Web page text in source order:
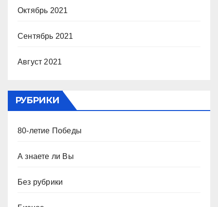
Октябрь 2021
Сентябрь 2021
Август 2021
РУБРИКИ
80-летие Победы
А знаете ли Вы
Без рубрики